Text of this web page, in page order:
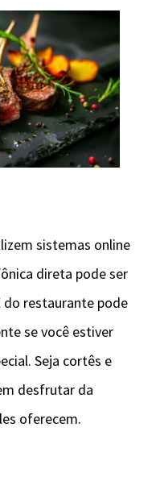
sistemas online
direta pode ser
do restaurante pode
se você estiver
Seja cortês e
desfrutar da
oferecem.